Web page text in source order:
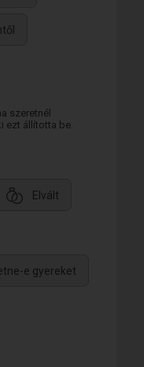
szeretnél
ezt állította be.
Elvált
e gyereket